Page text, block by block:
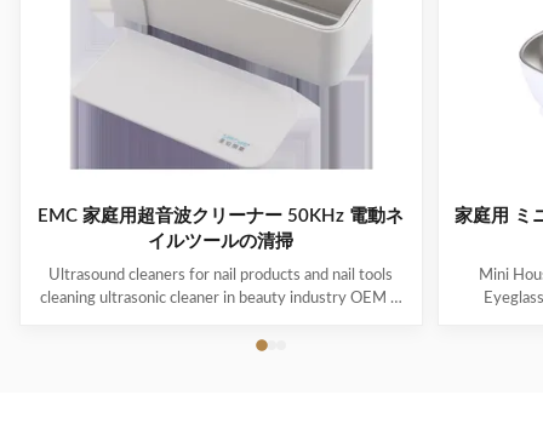
EMC 家庭用超音波クリーナー 50KHz 電動ネ
イルツールの清掃
Ultrasound cleaners for nail products and nail tools
cleaning ultrasonic cleaner in beauty industry OEM &
Customer can choose the color! Ultrasonic cleaning is
家庭用 ミ
Mini